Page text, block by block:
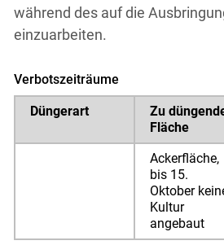
Skip to main
während des auf die
einzuarbeiten.
Verbotszeiträume
Düngerart
Zu
Fläche
Ackerfläche,
bis 15.
Oktober
Kultur
angebaut